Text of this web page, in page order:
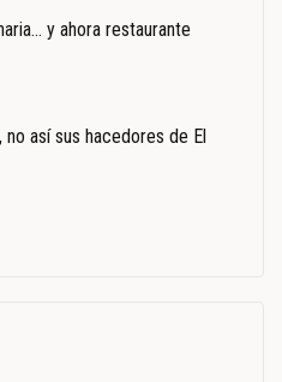
y ahora restaurante
así sus hacedores de El